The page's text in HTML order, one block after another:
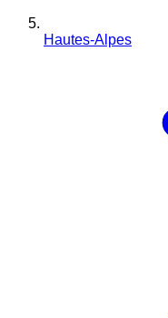
Hautes-Alpes